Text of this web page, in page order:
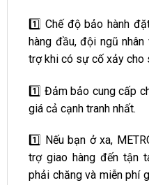
1️⃣ Chế độ bảo hành
hàng đầu, đội ngũ
trợ khi có sự cố xảy cho
1️⃣ Đảm bảo cung cấp
giá cả cạnh tranh nhất.
1️⃣ Nếu bạn ở xa,
trợ giao hàng đến tận
phải chăng và miễn phí